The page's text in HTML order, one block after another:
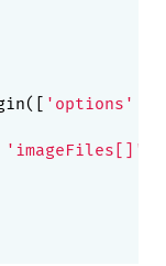
'options'
'imageFiles[]'